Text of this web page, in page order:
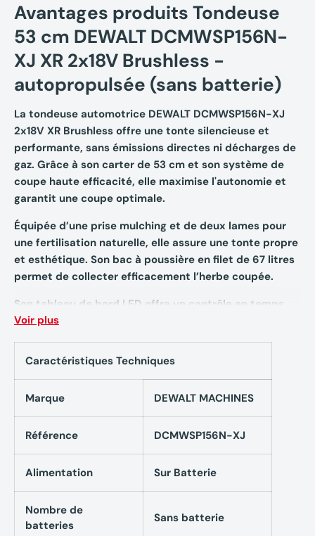
Avantages produits Tondeuse
53 cm DEWALT DCMWSP156N-
XJ XR 2x18V Brushless -
autopropulsée (sans batterie)
La tondeuse automotrice DEWALT DCMWSP156N-XJ
2x18V XR Brushless offre une tonte silencieuse et
performante, sans émissions directes ni décharges de
gaz. Grâce à son carter de 53 cm et son système de
coupe haute efficacité, elle maximise l'autonomie et
garantit une coupe optimale.
Équipée d’une prise mulching et de deux lames pour
une fertilisation naturelle, elle assure une tonte propre
et esthétique. Son bac à poussière en filet de 67 litres
permet de collecter efficacement l’herbe coupée.
Son tableau de bord LED offre un contrôle en temps
réel de l'état de charge et des performances de tonte.
d'adapter le rythme de marche, et la poignée
ergonomique facilite le rangement grâce à son
La tondeuse DEWALT DCMWSP156N-XJ est idéale pour
entretenir de grandes surfaces grâce à son moteur
autonomie prolongée et son tableau de bord intuitif
Son système 3-en-1 permet de choisir entre broyage,
ramassage ou éjection latérale selon les préférences
Voir plus
Caractéristiques Techniques
Marque DEWALT MACHINES
Référence DCMWSP156N-XJ
Alimentation Sur Batterie
Nombre de
batteries
Sans batterie